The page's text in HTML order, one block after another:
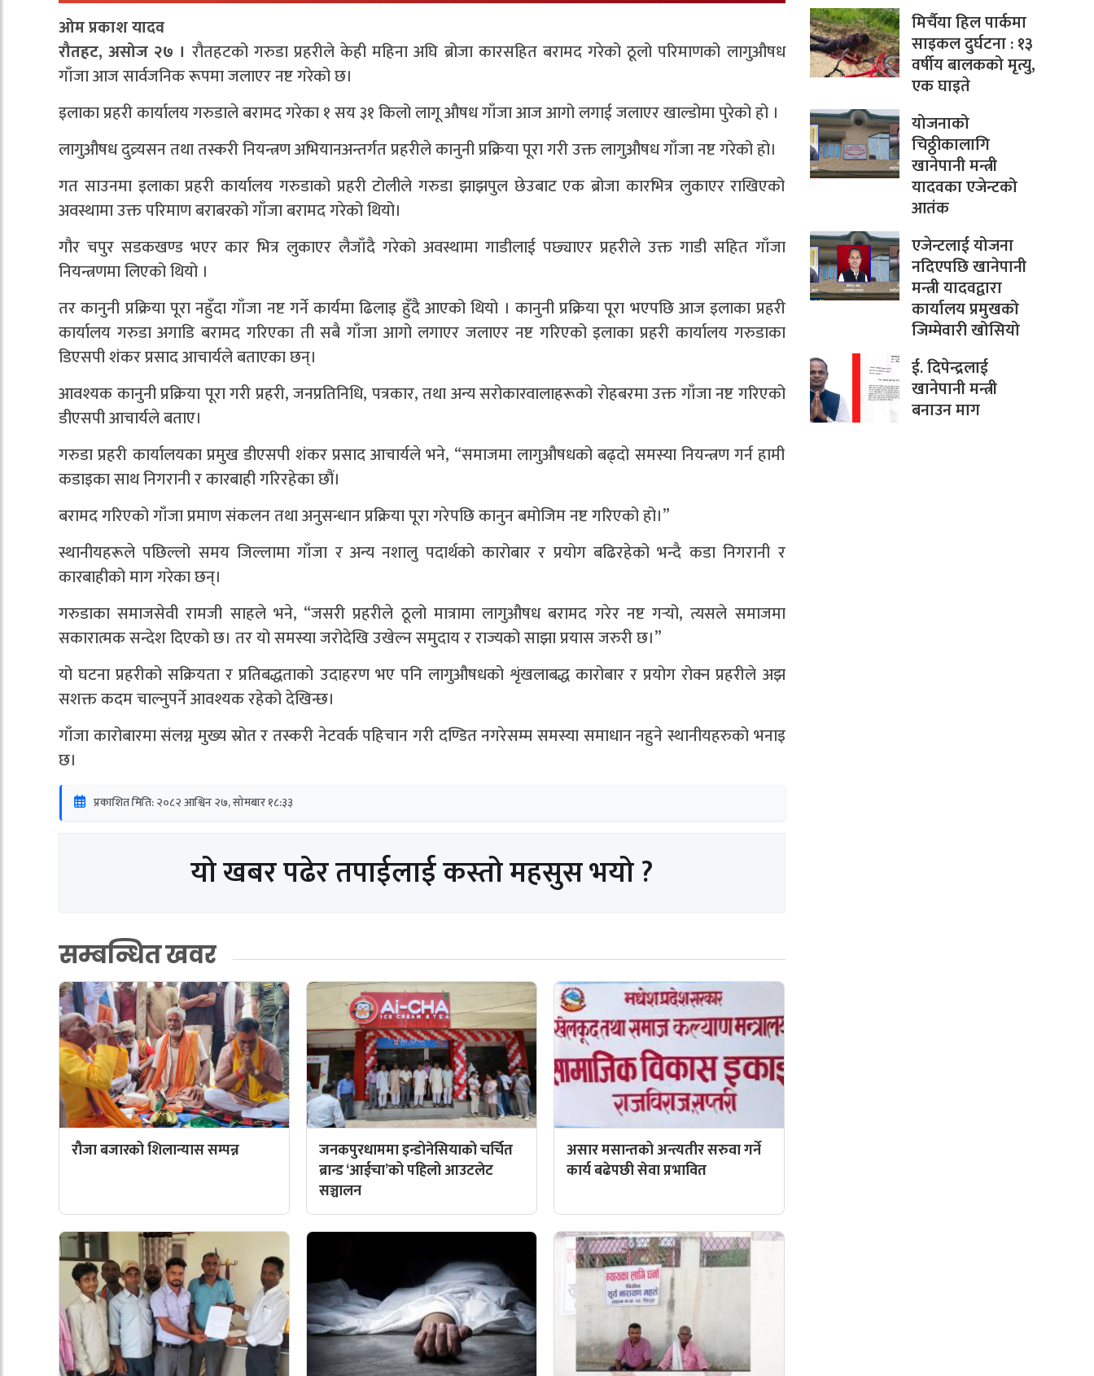
ओम प्रकाश यादव
रौतहट, असोज २७ । रौतहटको गरुडा प्रहरीले केही महिना अघि ब्रोजा कारसहित बरामद गरेको ठूलो परिमाणको लागुऔषध
गाँजा आज सार्वजनिक रूपमा जलाएर नष्ट गरेको छ।
इलाका प्रहरी कार्यालय गरुडाले बरामद गरेका १ सय ३१ किलो लागू औषध गाँजा आज आगो लगाई जलाएर खाल्डोमा पुरेको हो ।
लागुऔषध दुव्र्यसन तथा तस्करी नियन्त्रण अभियानअन्तर्गत प्रहरीले कानुनी प्रक्रिया पूरा गरी उक्त लागुऔषध गाँजा नष्ट गरेको हो।
गत साउनमा इलाका प्रहरी कार्यालय गरुडाको प्रहरी टोलीले गरुडा झाझपुल छेउबाट एक ब्रोजा कारभित्र लुकाएर राखिएको
अवस्थामा उक्त परिमाण बराबरको गाँजा बरामद गरेको थियो।
गौर चपुर सडकखण्ड भएर कार भित्र लुकाएर लैजाँदै गरेको अवस्थामा गाडीलाई पछ्याएर प्रहरीले उक्त गाडी सहित गाँजा
नियन्त्रणमा लिएको थियो ।
तर कानुनी प्रक्रिया पूरा नहुँदा गाँजा नष्ट गर्ने कार्यमा ढिलाइ हुँदै आएको थियो । कानुनी प्रक्रिया पूरा भएपछि आज इलाका प्रहरी
कार्यालय गरुडा अगाडि बरामद गरिएका ती सबै गाँजा आगो लगाएर जलाएर नष्ट गरिएको इलाका प्रहरी कार्यालय गरुडाका
डिएसपी शंकर प्रसाद आचार्यले बताएका छन्।
आवश्यक कानुनी प्रक्रिया पूरा गरी प्रहरी, जनप्रतिनिधि, पत्रकार, तथा अन्य सरोकारवालाहरूको रोहबरमा उक्त गाँजा नष्ट गरिएको
डीएसपी आचार्यले बताए।
गरुडा प्रहरी कार्यालयका प्रमुख डीएसपी शंकर प्रसाद आचार्यले भने, “समाजमा लागुऔषधको बढ्दो समस्या नियन्त्रण गर्न हामी
कडाइका साथ निगरानी र कारबाही गरिरहेका छौं।
बरामद गरिएको गाँजा प्रमाण संकलन तथा अनुसन्धान प्रक्रिया पूरा गरेपछि कानुन बमोजिम नष्ट गरिएको हो।”
स्थानीयहरूले पछिल्लो समय जिल्लामा गाँजा र अन्य नशालु पदार्थको कारोबार र प्रयोग बढिरहेको भन्दै कडा निगरानी र
कारबाहीको माग गरेका छन्।
गरुडाका समाजसेवी रामजी साहले भने, “जसरी प्रहरीले ठूलो मात्रामा लागुऔषध बरामद गरेर नष्ट गर्‍यो, त्यसले समाजमा
सकारात्मक सन्देश दिएको छ। तर यो समस्या जरोदेखि उखेल्न समुदाय र राज्यको साझा प्रयास जरुरी छ।”
यो घटना प्रहरीको सक्रियता र प्रतिबद्धताको उदाहरण भए पनि लागुऔषधको शृंखलाबद्ध कारोबार र प्रयोग रोक्न प्रहरीले अझ
सशक्त कदम चाल्नुपर्ने आवश्यक रहेको देखिन्छ।
गाँजा कारोबारमा संलग्न मुख्य स्रोत र तस्करी नेटवर्क पहिचान गरी दण्डित नगरेसम्म समस्या समाधान नहुने स्थानीयहरुको भनाइ
छ।
प्रकाशित मिति: २०८२ आश्विन २७, सोमबार १८:३३
यो खबर पढेर तपाईलाई कस्तो महसुस भयो ?
सम्बन्धित खवर
रौजा बजारको शिलान्यास सम्पन्न
जनकपुरधाममा इन्डोनेसियाको चर्चित
ब्रान्ड ‘आईचा’को पहिलो आउटलेट
सञ्चालन
असार मसान्तको अन्त्यतीर सरुवा गर्ने
कार्य बढेपछी सेवा प्रभावित
मिर्चैया हिल पार्कमा
साइकल दुर्घटना : १३
वर्षीय बालकको मृत्यु,
एक घाइते
योजनाको
चिठ्ठीकालागि
खानेपानी मन्त्री
यादवका एजेन्टको
आतंक
एजेन्टलाई योजना
नदिएपछि खानेपानी
मन्त्री यादवद्वारा
कार्यालय प्रमुखको
जिम्मेवारी खोसियो
ई. दिपेन्द्रलाई
खानेपानी मन्त्री
बनाउन माग